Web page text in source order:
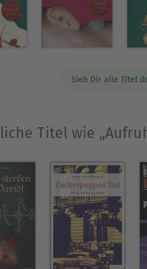
Sieh Dir alle Titel
Titel wie